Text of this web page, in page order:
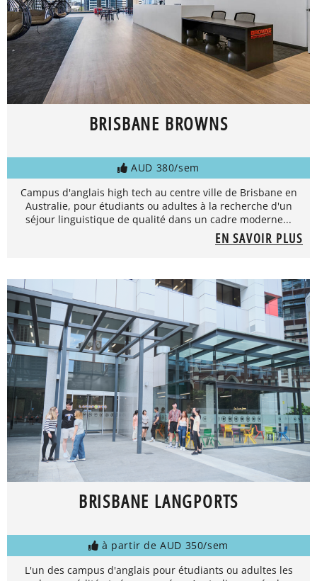
BRISBANE BROWNS
AUD 380/sem
Campus d'anglais high tech au centre ville de Brisbane en
Australie, pour étudiants ou adultes à la recherche d'un
séjour linguistique de qualité dans un cadre moderne...
EN SAVOIR PLUS
BRISBANE LANGPORTS
à partir de AUD 350/sem
L'un des campus d'anglais pour étudiants ou adultes les